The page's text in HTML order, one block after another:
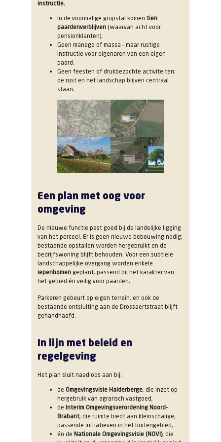
instructie.
In de voormalige grupstal komen tien
paardenverblijven (waarvan acht voor
pensionklanten).
Geen manege of massa – maar rustige
instructie voor eigenaren van een eigen
paard.
Geen feesten of drukbezochte activiteiten:
de rust en het landschap blijven centraal
staan.
Een plan met oog voor
omgeving
De nieuwe functie past goed bij de landelijke ligging
van het perceel. Er is geen nieuwe bebouwing nodig;
bestaande opstallen worden hergebruikt en de
bedrijfswoning blijft behouden. Voor een subtiele
landschappelijke overgang worden enkele
iepenbomen geplant, passend bij het karakter van
het gebied én veilig voor paarden.
Parkeren gebeurt op eigen terrein, en ook de
bestaande ontsluiting aan de Drossaertstraat blijft
gehandhaafd.
In lijn met beleid en
regelgeving
Het plan sluit naadloos aan bij:
de Omgevingsvisie Halderberge, die inzet op
hergebruik van agrarisch vastgoed,
de Interim Omgevingsverordening Noord-
Brabant, die ruimte biedt aan kleinschalige,
passende initiatieven in het buitengebied,
én de Nationale Omgevingsvisie (NOVI), die